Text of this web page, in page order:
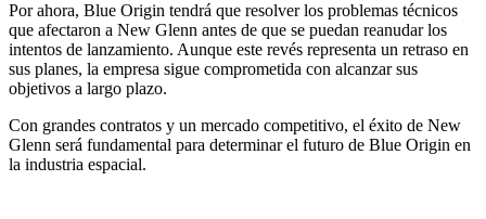
Por ahora, Blue Origin tendrá que resolver los problemas técnicos
que afectaron a New Glenn antes de que se puedan reanudar los
intentos de lanzamiento. Aunque este revés representa un retraso en
sus planes, la empresa sigue comprometida con alcanzar sus
objetivos a largo plazo.
Con grandes contratos y un mercado competitivo, el éxito de New
Glenn será fundamental para determinar el futuro de Blue Origin en
la industria espacial.